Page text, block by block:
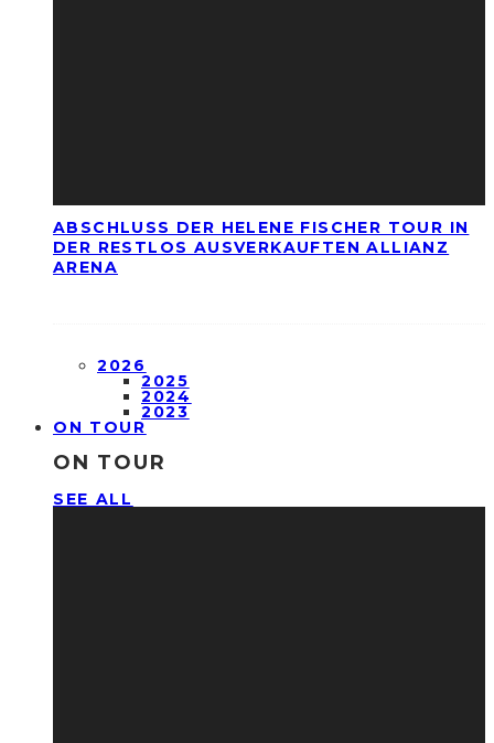
ABSCHLUSS DER HELENE FISCHER TOUR IN
DER RESTLOS AUSVERKAUFTEN ALLIANZ
ARENA
2026
2025
2024
2023
ON TOUR
ON TOUR
SEE ALL